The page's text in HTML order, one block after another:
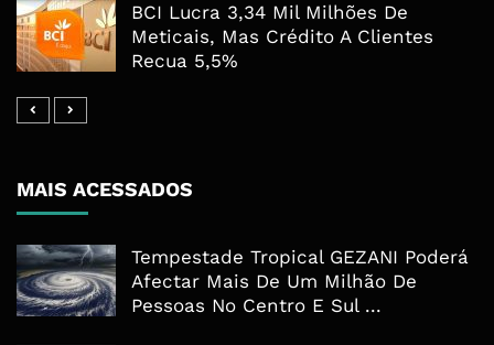
BCI Lucra 3,34 Mil Milhões De
Meticais, Mas Crédito A Clientes
Recua 5,5%
MAIS ACESSADOS
Tempestade Tropical GEZANI Poderá
Afectar Mais De Um Milhão De
Pessoas No Centro E Sul ...